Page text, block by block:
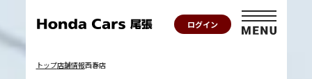
ログイン
トップ店舗情報西春店